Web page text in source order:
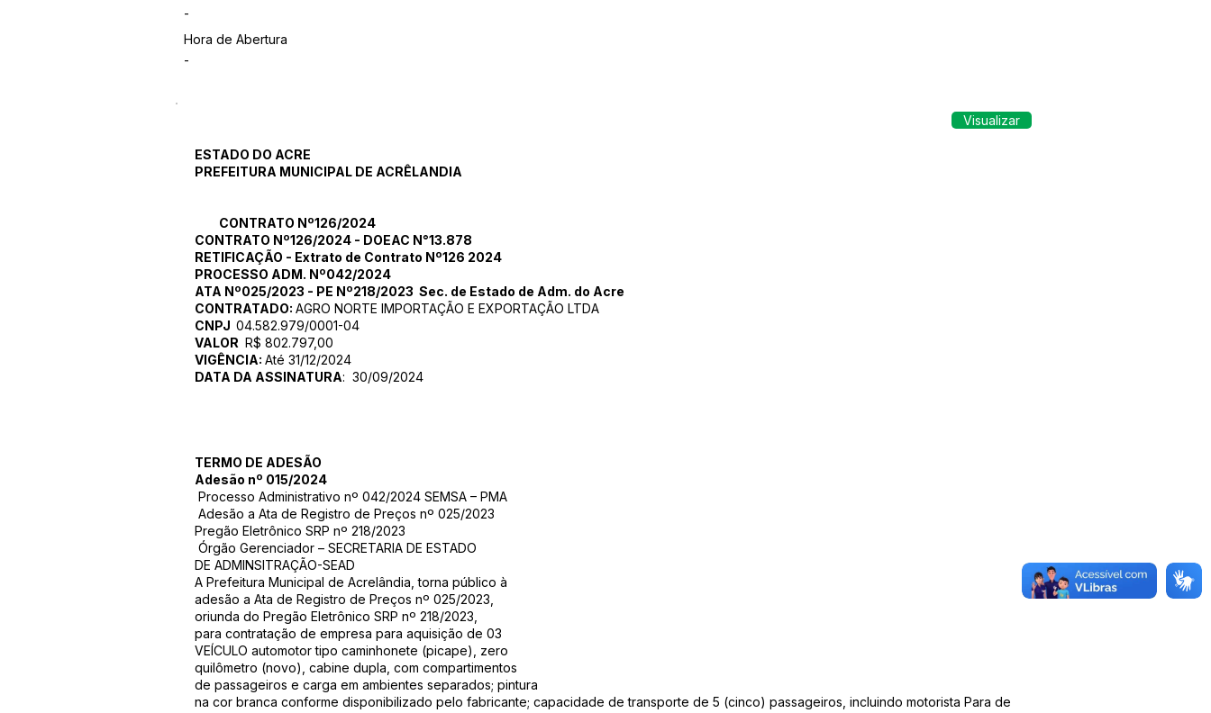
-
Hora de Abertura
-
Visualizar
ESTADO DO ACRE
PREFEITURA MUNICIPAL DE ACRÊLANDIA
CONTRATO Nº126/2024
CONTRATO Nº126/2024 - DOEAC N°13.878
RETIFICAÇÃO - Extrato de Contrato Nº126 2024
PROCESSO ADM. Nº042/2024
ATA Nº025/2023 - PE Nº218/2023 Sec. de Estado de Adm. do Acre
CONTRATADO: AGRO NORTE IMPORTAÇÃO E EXPORTAÇÃO LTDA
CNPJ 04.582.979/0001-04
VALOR R$ 802.797,00
VIGÊNCIA: Até 31/12/2024
DATA DA ASSINATURA: 30/09/2024
TERMO DE ADESÃO
Adesão nº 015/2024
Processo Administrativo nº 042/2024 SEMSA – PMA
Adesão a Ata de Registro de Preços nº 025/2023
Pregão Eletrônico SRP nº 218/2023
Órgão Gerenciador – SECRETARIA DE ESTADO
DE ADMINSITRAÇÃO-SEAD
A Prefeitura Municipal de Acrelândia, torna público à
adesão a Ata de Registro de Preços nº 025/2023,
oriunda do Pregão Eletrônico SRP nº 218/2023,
para contratação de empresa para aquisição de 03
VEÍCULO automotor tipo caminhonete (picape), zero
quilômetro (novo), cabine dupla, com compartimentos
de passageiros e carga em ambientes separados; pintura
na cor branca conforme disponibilizado pelo fabricante; capacidade de transporte de 5 (cinco) passageiros, incluindo motorista Para de